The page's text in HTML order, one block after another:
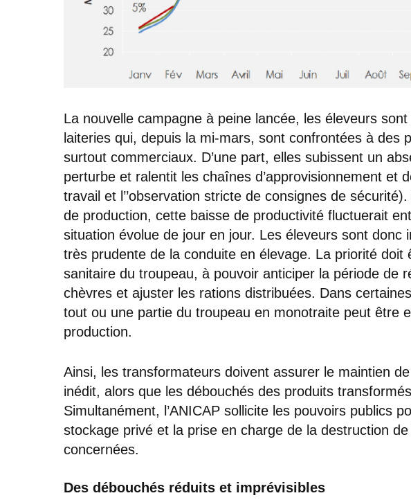
La nouvelle campagne à peine lancée, les éleveurs
laiteries qui, depuis la mi-mars, sont confrontées à des
surtout commerciaux. D’une part, elles subissent un
perturbe et ralentit les chaînes d’approvisionnement et
travail et l’’observation stricte de consignes de
de production, cette baisse de productivité fluctuerait
situation évolue de jour en jour. Les éleveurs sont donc
très prudente de la conduite en élevage. La priorité doit
sanitaire du troupeau, à pouvoir anticiper la période de
chèvres et ajuster les rations distribuées. Dans
tout ou une partie du troupeau en monotraite peut être
production.
Ainsi, les transformateurs doivent assurer le maintien
inédit, alors que les débouchés des produits
Simultanément, l’ANICAP sollicite les pouvoirs publics
stockage privé et la prise en charge de la destruction
concernées.
Des débouchés réduits et imprévisibles